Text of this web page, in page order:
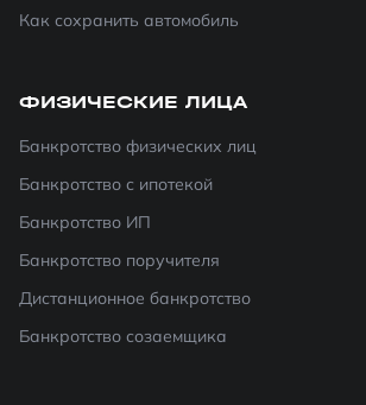
Как сохранить автомобиль
ФИЗИЧЕСКИЕ ЛИЦА
Банкротство физических лиц
Банкротство с ипотекой
Банкротство ИП
Банкротство поручителя
Дистанционное банкротство
Банкротство созаемщика